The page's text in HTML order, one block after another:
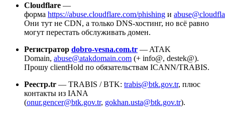
Cloudflare —
форма https://abuse.cloudflare.com/phishing и
Они тут не CDN, а только DNS‑хостинг, но всё равно
могут перестать обслуживать домен.
Регистратор dobro‑vesna.com.tr — ATAK
Domain, abuse@atakdomain.com (+ info@, destek@).
Прошу clientHold по обязательствам ICANN/TRABIS.
Реестр.tr — TRABIS / BTK: trabis@btk.gov.tr, плюс
контакты из IANA
(onur.gencer@btk.gov.tr, gokhan.usta@btk.gov.tr).